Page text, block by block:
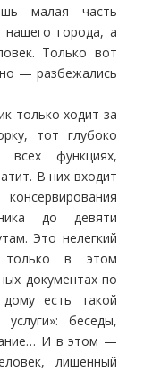
малая часть
нашего города, а
Только вот
— разбежались
только ходит за
тот глубоко
функциях,
В них входит
до девяти
Это нелегкий
в этом
документах по
есть такой
услуги»: беседы,
И в этом —
лишенный